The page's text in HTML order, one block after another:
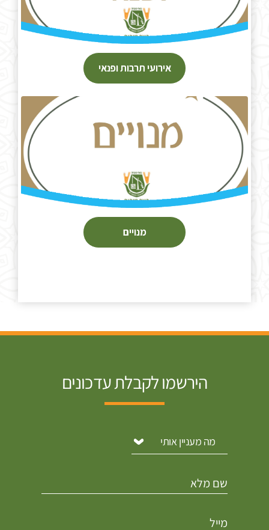
אירועי תרבות ופנאי
מנויים
הירשמו לקבלת עדכונים